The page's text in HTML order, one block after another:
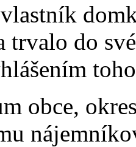
trvalo do
obce,